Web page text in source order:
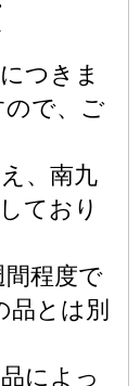
つきま
ので、ご
、南九
ており
程度で
品とは別
によっ